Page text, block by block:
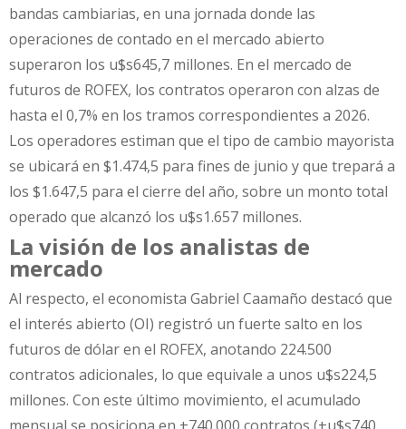
bandas cambiarias, en una jornada donde las
operaciones de contado en el mercado abierto
superaron los u$s645,7 millones. En el mercado de
futuros de ROFEX, los contratos operaron con alzas de
hasta el 0,7% en los tramos correspondientes a 2026.
Los operadores estiman que el tipo de cambio mayorista
se ubicará en $1.474,5 para fines de junio y que trepará a
los $1.647,5 para el cierre del año, sobre un monto total
operado que alcanzó los u$s1.657 millones.
La visión de los analistas de
mercado
Al respecto, el economista Gabriel Caamaño destacó que
el interés abierto (OI) registró un fuerte salto en los
futuros de dólar en el ROFEX, anotando 224.500
contratos adicionales, lo que equivale a unos u$s224,5
millones. Con este último movimiento, el acumulado